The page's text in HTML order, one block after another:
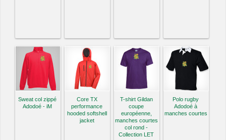
Sweat col zippé
Adodoé - iM
Core TX
performance
hooded softshell
jacket
T-shirt Gildan
coupe
européenne,
manches courtes
col rond -
Collection LET
Polo rugby
Adodoé à
manches courtes